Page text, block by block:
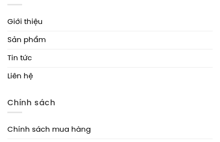
Giới thiệu
Sản phẩm
Tin tức
Liên hệ
Chính sách
Chính sách mua hàng